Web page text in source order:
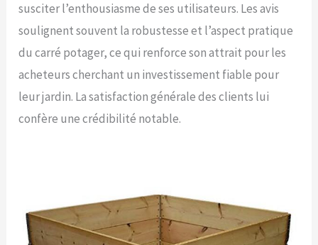
susciter l’enthousiasme de ses utilisateurs. Les avis
soulignent souvent la robustesse et l’aspect pratique
du carré potager, ce qui renforce son attrait pour les
acheteurs cherchant un investissement fiable pour
leur jardin. La satisfaction générale des clients lui
confère une crédibilité notable.